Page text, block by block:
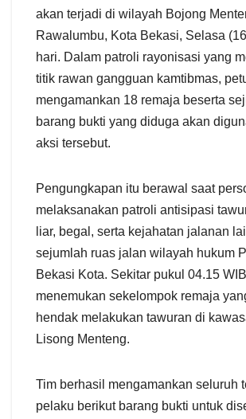
akan terjadi di wilayah Bojong
Rawalumbu, Kota Bekasi, Selasa
hari. Dalam patroli rayonisasi yang
titik rawan gangguan kamtibmas,
mengamankan 18 remaja beserta
barang bukti yang diduga akan
aksi tersebut.
Pengungkapan itu berawal saat
melaksanakan patroli antisipasi
liar, begal, serta kejahatan jalanan
sejumlah ruas jalan wilayah hukum
Bekasi Kota. Sekitar pukul 04.15
menemukan sekelompok remaja
hendak melakukan tawuran di
Lisong Menteng.
Tim berhasil mengamankan seluruh
pelaku berikut barang bukti untuk